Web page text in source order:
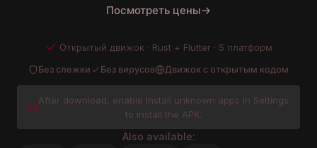
Посмотреть цены→
Открытый движок · Rust + Flutter · 5 платформ
Без слежки Без вирусов Движок с открытым кодом
After download, enable Install unknown apps in Settings
to install the APK.
Also available: